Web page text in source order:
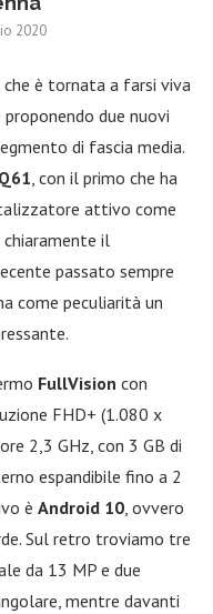
2020
che è tornata a farsi viva
due nuovi
di fascia media.
Q61, con il primo che ha
attivo come
chiaramente il
passato sempre
come peculiarità un
FullVision con
FHD+ (1.080 x
2,3 GHz, con 3 GB di
espandibile fino a 2
è Android 10, ovvero
Sul retro troviamo tre
da 13 MP e due
mentre davanti